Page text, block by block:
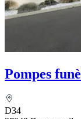
Pompes
D34